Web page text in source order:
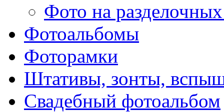
Фото на
Фотоальбомы
Фоторамки
Штативы, зонты,
Свадебный фотоальбом